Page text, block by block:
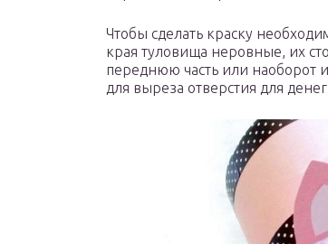
Чтобы сделать краску
края туловища неровные, их
переднюю часть или наоборот
для выреза отверстия для денег.